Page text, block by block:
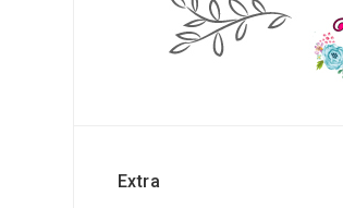
Extra